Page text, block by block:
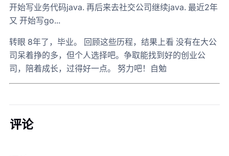
开始写业务代码java. 再后来去社交公司继续java. 最近2年
又 开始写go...
转眼 8年了，毕业。 回顾这些历程，结果上看 没有在大公
司呆着挣的多，但个人选择吧。争取能找到好的创业公
司，陪着成长，过得好一点。 努力吧！自勉
评论